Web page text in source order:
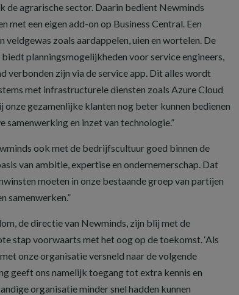
de agrarische sector. Daarin bedient Newminds
met een eigen add-on op Business Central. Een
zoals aardappelen, uien en wortelen. De
planningsmogelijkheden voor service engineers,
verbonden zijn via de service app. Dit alles wordt
met infrastructurele diensten zoals Azure Cloud
gezamenlijke klanten nog beter kunnen bedienen
samenwerking en inzet van technologie.”
ook met de bedrijfscultuur goed binnen de
van ambitie, expertise en ondernemerschap. Dat
moeten in onze bestaande groep van partijen
samenwerken.”
de directie van Newminds, zijn blij met de
stap voorwaarts met het oog op de toekomst. ‘Als
onze organisatie versneld naar de volgende
geeft ons namelijk toegang tot extra kennis en
organisatie minder snel hadden kunnen